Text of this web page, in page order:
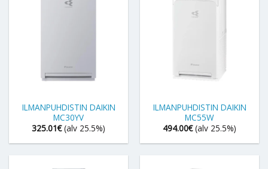
ILMANPUHDISTIN DAIKIN
MC30YV
325.01€ (alv 25.5%)
ILMANPUHDISTIN DAIKIN
MC55W
494.00€ (alv 25.5%)